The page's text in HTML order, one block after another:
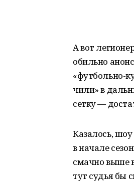
А вот
обильно
«футбольно-
чили» в
сетку —
Казалось,
в начале
смачно выше
тут судья бы